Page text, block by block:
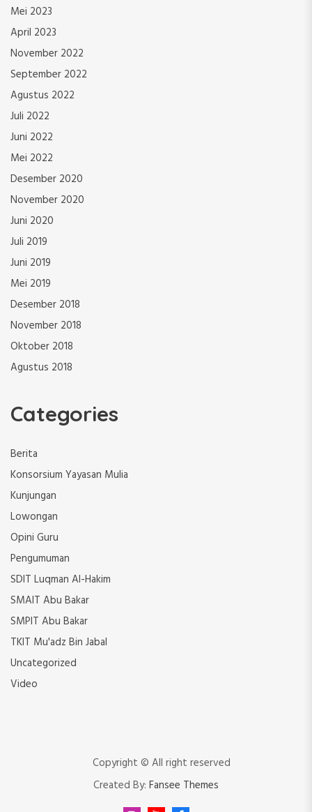
Mei 2023
April 2023
November 2022
September 2022
Agustus 2022
Juli 2022
Juni 2022
Mei 2022
Desember 2020
November 2020
Juni 2020
Juli 2019
Juni 2019
Mei 2019
Desember 2018
November 2018
Oktober 2018
Agustus 2018
Categories
Berita
Konsorsium Yayasan Mulia
Kunjungan
Lowongan
Opini Guru
Pengumuman
SDIT Luqman Al-Hakim
SMAIT Abu Bakar
SMPIT Abu Bakar
TKIT Mu'adz Bin Jabal
Uncategorized
Video
Copyright © All right reserved
Created By: Fansee Themes